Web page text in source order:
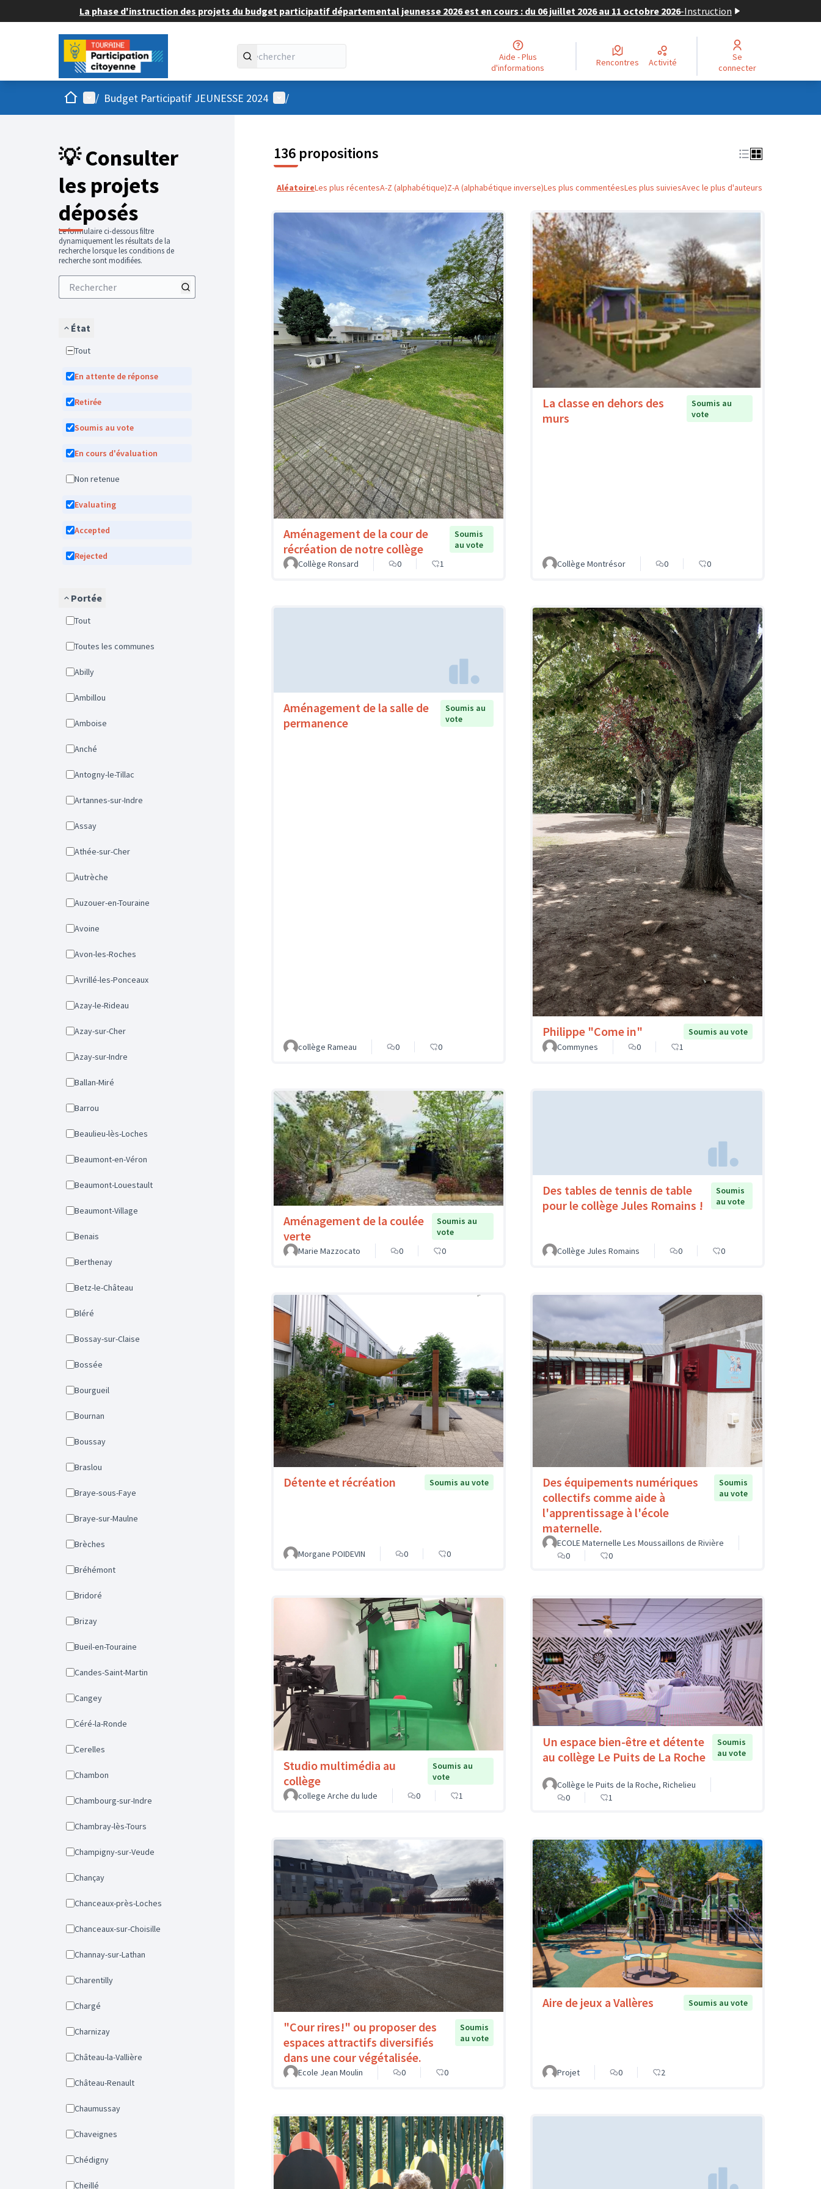
La phase d'instruction des projets du budget participatif départemental jeunesse 2026 est en cours : du 06 juillet 2026 au 11 octobre 2026-Instruction
Aide - Plus
d'informations
Rencontres Activité
Se
connecter
AccueilMenu principal
/ Budget Participatif JEUNESSE 2024 Menu utilisateur
/
💡 Consulter
les projets
déposés
Le formulaire ci-dessous filtre
dynamiquement les résultats de la
recherche lorsque les conditions de
recherche sont modifiées.
État
Tout
En attente de réponse
Retirée
Soumis au vote
En cours d'évaluation
Non retenue
Evaluating
Accepted
Rejected
Portée
Tout
Toutes les communes
Abilly
Ambillou
Amboise
Anché
Antogny-le-Tillac
Artannes-sur-Indre
Assay
Athée-sur-Cher
Autrèche
Auzouer-en-Touraine
Avoine
Avon-les-Roches
Avrillé-les-Ponceaux
Azay-le-Rideau
Azay-sur-Cher
Azay-sur-Indre
Ballan-Miré
Barrou
Beaulieu-lès-Loches
Beaumont-en-Véron
Beaumont-Louestault
Beaumont-Village
Benais
Berthenay
Betz-le-Château
Bléré
Bossay-sur-Claise
Bossée
Bourgueil
Bournan
Boussay
Braslou
Braye-sous-Faye
Braye-sur-Maulne
Brèches
Bréhémont
Bridoré
Brizay
Bueil-en-Touraine
Candes-Saint-Martin
Cangey
Céré-la-Ronde
Cerelles
Chambon
Chambourg-sur-Indre
Chambray-lès-Tours
Champigny-sur-Veude
Chançay
Chanceaux-près-Loches
Chanceaux-sur-Choisille
Channay-sur-Lathan
Charentilly
Chargé
Charnizay
Château-la-Vallière
Château-Renault
Chaumussay
Chaveignes
Chédigny
Cheillé
136 propositions
AléatoireLes plus récentesA-Z (alphabétique)Z-A (alphabétique inverse)Les plus commentéesLes plus suiviesAvec le plus d'auteurs
Aménagement de la cour de
récréation de notre collège
Soumis
au vote
Collège Ronsard
0 1
La classe en dehors des
murs
Soumis au
vote
Collège Montrésor 0 0
Aménagement de la salle de
permanence
Soumis au
vote
collège Rameau 0 0
Philippe "Come in"
Soumis au vote
Commynes
0 1
Aménagement de la coulée
verte
Soumis au
vote
Marie Mazzocato
0 0
Des tables de tennis de table
pour le collège Jules Romains !
Soumis
au vote
Collège Jules Romains 0 0
Détente et récréation Soumis au vote
Morgane POIDEVIN 0 0
Des équipements numériques
collectifs comme aide à
l'apprentissage à l'école
maternelle.
Soumis
au vote
ECOLE Maternelle Les Moussaillons de Rivière
0
0
Studio multimédia au
collège
Soumis au
vote
college Arche du lude
0 1
Un espace bien-être et détente
au collège Le Puits de La Roche
Soumis
au vote
Collège le Puits de la Roche, Richelieu
0
1
"Cour rires!" ou proposer des
espaces attractifs diversifiés
dans une cour végétalisée.
Soumis
au vote
Ecole Jean Moulin 0 0
Aire de jeux a Vallères Soumis au vote
Projet 0 2